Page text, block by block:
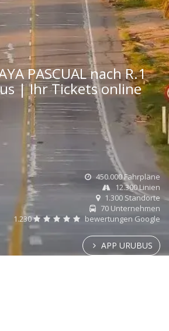
PASCUAL nach R.1
| Ihr Tickets online
450.000 Fahrpläne
12.300 Linien
1.300 Standorte
70 Unternehmen
1.230
bewertungen Google
APP URUBUS